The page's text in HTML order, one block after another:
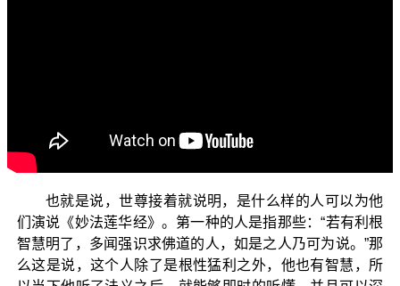
修慈心，不惜身命乃可为说。若人恭敬无有异心，离诸凡
愚独处山泽，如是之人乃可为说。】
也就是说，世尊接着就说明，是什么样的人可以为他
们演说《妙法莲华经》。第一种的人是指那些：“若有利根
智慧明了，多闻强识求佛道的人，如是之人乃可为说。”那
么这是说，这个人除了是根性猛利之外，他也有智慧，所